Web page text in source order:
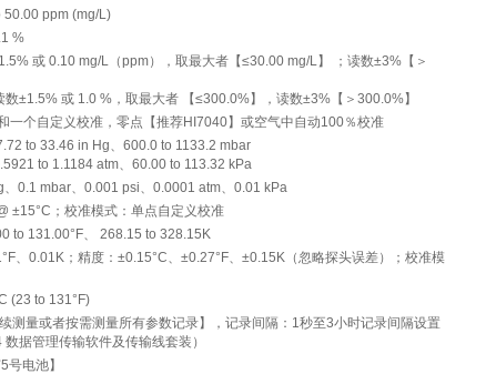
50.00 ppm (mg/L)
%
或 0.10 mg/L（ppm），取最大者【≤30.00 mg/L】 ；读数±3%【＞
±1.5% 或 1.0 %，取最大者 【≤300.0%】，读数±3%【＞300.0%】
一个自定义校准，零点【推荐HI7040】或空气中自动100％校准
to 33.46 in Hg、600.0 to 1133.2 mbar
to 1.1184 atm、60.00 to 113.32 kPa
0.1 mbar、0.001 psi、0.0001 atm、0.01 kPa
±15°C；校准模式：单点自定义校准
to 131.00°F、 268.15 to 328.15K
、0.01K；精度：±0.15°C、±0.27°F、±0.15K（忽略探头误差）；校准模
(23 to 131°F)
测量或者按需测量所有参数记录】，记录间隔：1秒至3小时记录间隔设置
据管理传输软件及传输线套装）
电池】